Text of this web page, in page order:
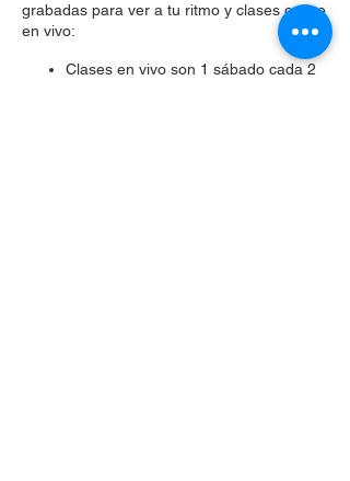
grabadas para ver a tu ritmo y clases online
en vivo:
Clases en vivo son 1 sábado cada 2